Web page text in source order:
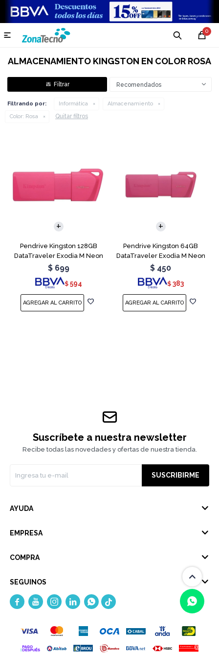
0

ALMACENAMIENTO KINGSTON EN COLOR ROSA
Recomendados
Filtrando por: Informática
Almacenamiento
Color: Rosa Quitar filtros
Pendrive Kingston 128GB
DataTraveler Exodia M Neon
Pink
$ 699
$ 594
Pendrive Kingston 64GB
DataTraveler Exodia M Neon
Pink
$ 450
$ 383
(0/4)
Suscríbete a nuestra newsletter
Recibe todas las novedades y ofertas de nuestra tienda.
SUSCRIBIRME
AYUDA
EMPRESA
COMPRA
SEGUINOS
    